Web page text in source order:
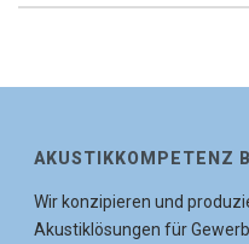
AKUSTIKKOMPETENZ
Wir konzipieren und
Akustiklösungen für